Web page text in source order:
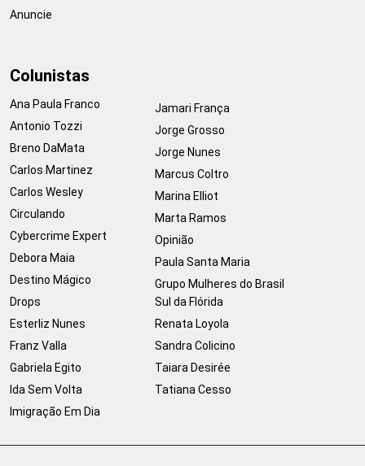
Anuncie
Colunistas
Ana Paula Franco
Antonio Tozzi
Breno DaMata
Carlos Martinez
Carlos Wesley
Circulando
Cybercrime Expert
Debora Maia
Destino Mágico
Drops
Esterliz Nunes
Franz Valla
Gabriela Egito
Ida Sem Volta
Imigração Em Dia
Jamari França
Jorge Grosso
Jorge Nunes
Marcus Coltro
Marina Elliot
Marta Ramos
Opinião
Paula Santa Maria
Grupo Mulheres do Brasil
Sul da Flórida
Renata Loyola
Sandra Colicino
Taiara Desirée
Tatiana Cesso